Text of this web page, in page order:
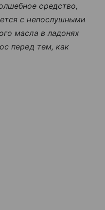
средство,
с непослушными
масла в ладонях
перед тем, как